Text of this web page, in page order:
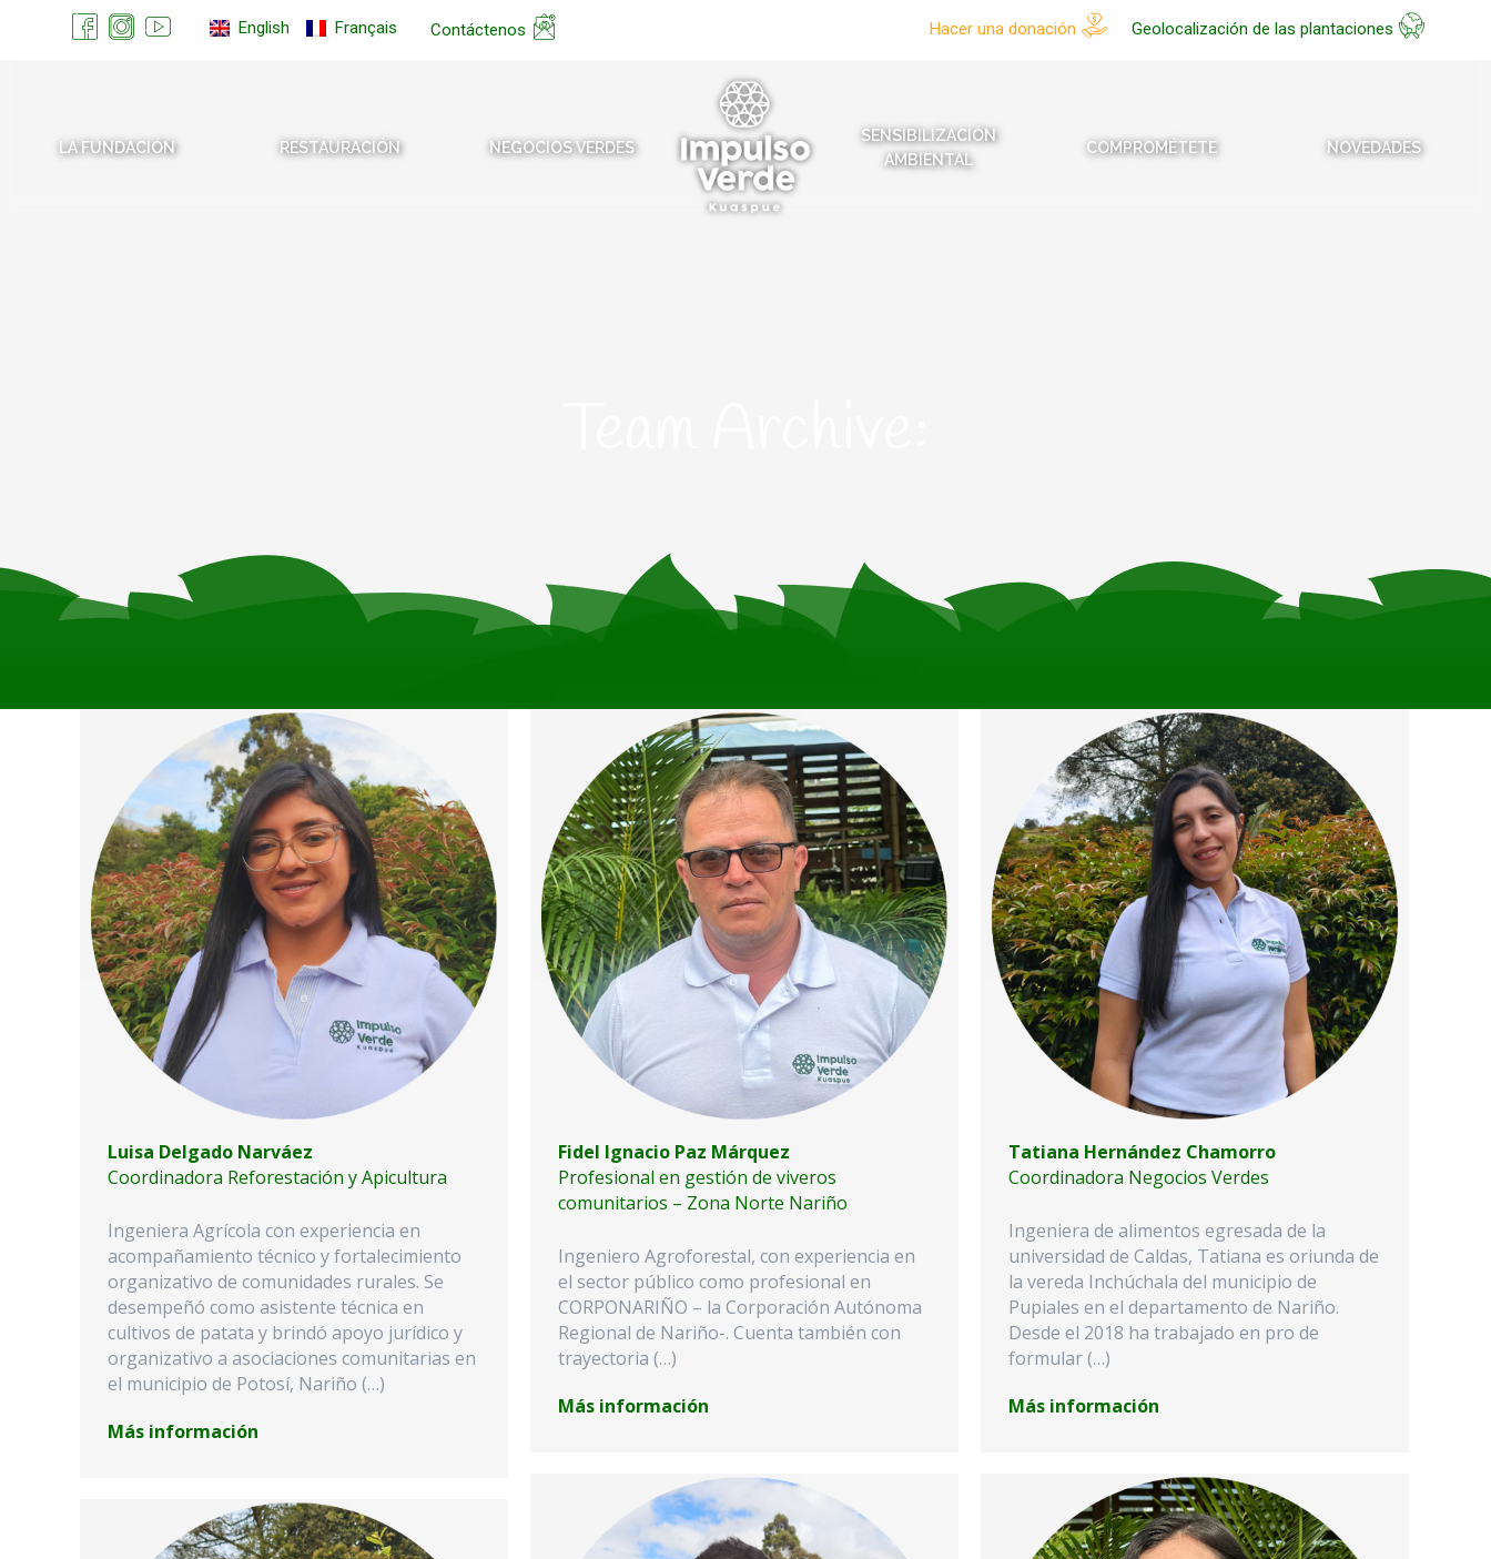
English Français Contáctenos Hacer una donación Geolocalización de las plantaciones
LA FUNDACIÓN RESTAURACIÓN NEGOCIOS VERDES
SENSIBILIZACIÓN
AMBIENTAL
COMPROMÉTETE NOVEDADES
Luisa Delgado Narváez
Coordinadora Reforestación y Apicultura
Ingeniera Agrícola con experiencia en
acompañamiento técnico y fortalecimiento
organizativo de comunidades rurales. Se
desempeñó como asistente técnica en
cultivos de patata y brindó apoyo jurídico y
organizativo a asociaciones comunitarias en
el municipio de Potosí, Nariño (…)
Más información
Fidel Ignacio Paz Márquez
Profesional en gestión de viveros
comunitarios – Zona Norte Nariño
Ingeniero Agroforestal, con experiencia en
el sector público como profesional en
CORPONARIÑO – la Corporación Autónoma
Regional de Nariño-. Cuenta también con
trayectoria (…)
Más información
Tatiana Hernández Chamorro
Coordinadora Negocios Verdes
Ingeniera de alimentos egresada de la
universidad de Caldas, Tatiana es oriunda de
la vereda Inchúchala del municipio de
Pupiales en el departamento de Nariño.
Desde el 2018 ha trabajado en pro de
formular (…)
Más información